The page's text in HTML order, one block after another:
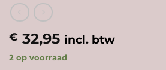
€ 32,95 incl. btw
2 op voorraad